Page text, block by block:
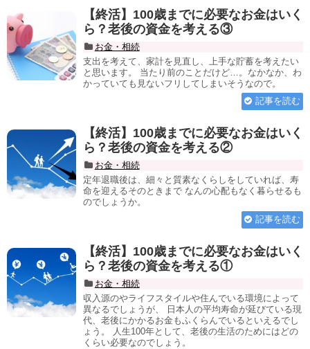
【終活】100歳までに必要なお金はいく
ら？老後の資金を考える③
お金・相続
支出を考えて、家計を見直し、上手な貯蓄を考えたい
と思います。 当たり前のことだけど…。なかなか、わ
かっていても見ないフリしてしまいそうなので。
記事を読む
【終活】100歳までに必要なお金はいく
ら？老後の資金を考える②
お金・相続
定年退職後は、細々と質素なくらしをしていれば、寿
命を迎えるそのときまで なんの心配もなく暮らせるも
のでしょうか。
記事を読む
【終活】100歳までに必要なお金はいく
ら？老後の資金を考える①
お金・相続
収入源のやライフスタイルや住んでいる環境によって
異なるでしょうが、 日本人の平均寿命が延びている現
代、老後にかかるお金もふくらんでいるといえるでし
ょう。 人生100年として、老後の生活のためにはどの
くらい必要なのでしょう。